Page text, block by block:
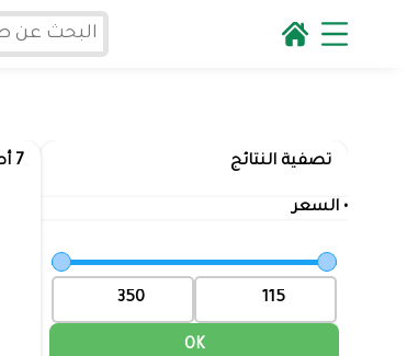
تصفية النتائج
• السعر
OK
7 أصناف